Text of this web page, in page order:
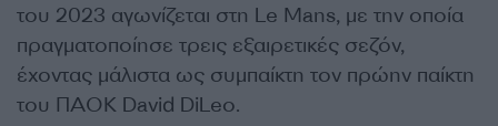
του 2023 αγωνίζεται στη Le Mans, με την οποία
πραγματοποίησε τρεις εξαιρετικές σεζόν,
έχοντας μάλιστα ως συμπαίκτη τον πρώην παίκτη
του ΠΑΟΚ David DiLeo.